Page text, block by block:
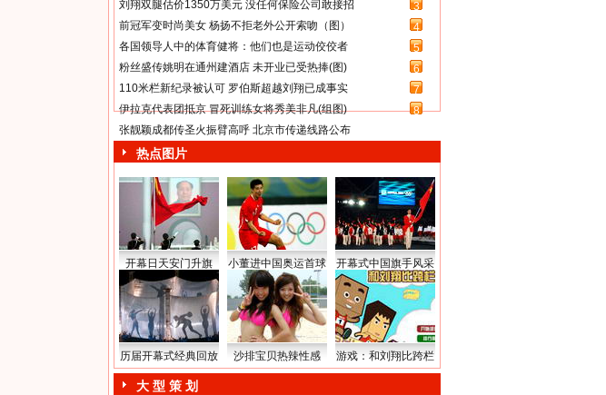
刘翔双腿估价1350万美元 没任何保险公司敢接招
3
前冠军变时尚美女 杨扬不拒老外公开索吻（图）
4
各国领导人中的体育健将：他们也是运动佼佼者
5
粉丝盛传姚明在通州建酒店 未开业已受热捧(图)
6
110米栏新纪录被认可 罗伯斯超越刘翔已成事实
7
伊拉克代表团抵京 冒死训练女将秀美非凡(组图)
8
张靓颖成都传圣火振臂高呼 北京市传递线路公布
热点图片
开幕日天安门升旗 小董进中国奥运首球 开幕式中国旗手风采
历届开幕式经典回放 沙排宝贝热辣性感 游戏：和刘翔比跨栏
大 型 策 划